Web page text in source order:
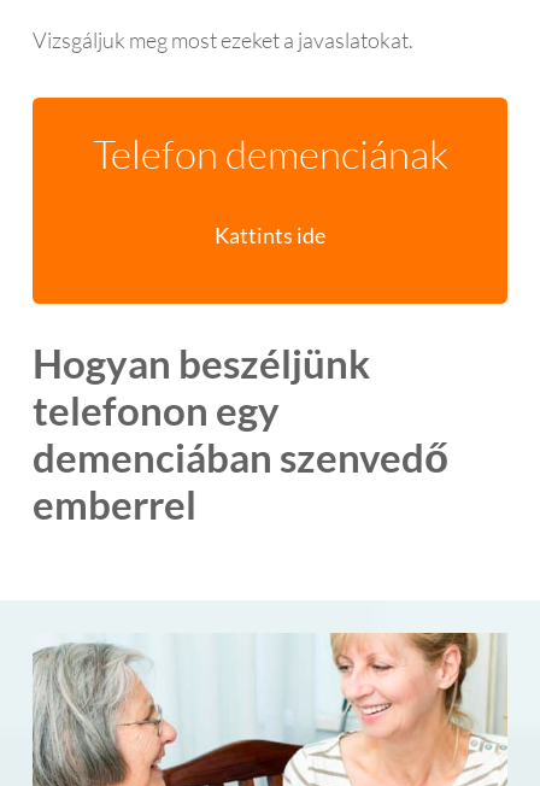
Vizsgáljuk meg most ezeket a javaslatokat.
Telefon demenciának
Kattints ide
Hogyan beszéljünk
telefonon egy
demenciában szenvedő
emberrel